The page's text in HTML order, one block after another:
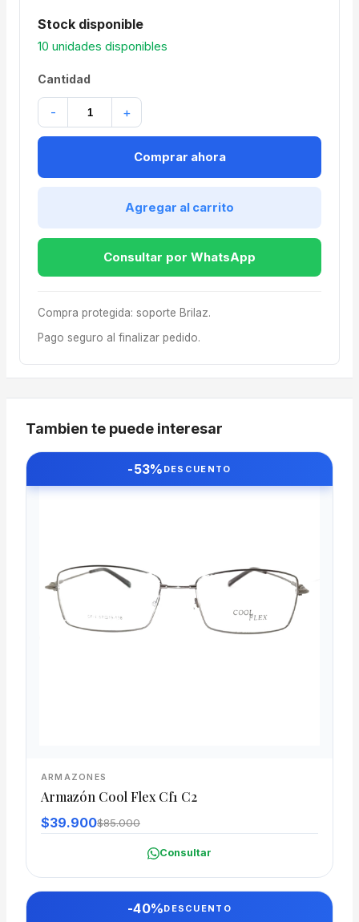
Stock disponible
10 unidades disponibles
Cantidad
- +
Comprar ahora
Agregar al carrito
Consultar por WhatsApp
Compra protegida: soporte Brilaz.
Pago seguro al finalizar pedido.
Tambien te puede interesar
-53% DESCUENTO
ARMAZONES
Armazón Cool Flex Cf1 C2
$39.900$85.000
Consultar
-40%DESCUENTO